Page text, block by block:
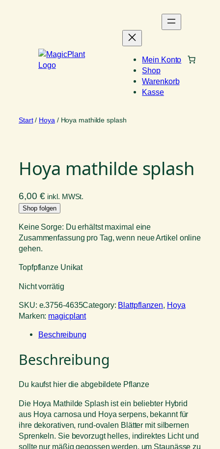
Mein Konto
Shop
Warenkorb
Kasse
Start/ Hoya / Hoya mathilde splash
Hoya mathilde splash
6,00 € inkl. MWSt.
Shop folgen
Keine Sorge: Du erhältst maximal eine
Zusammenfassung pro Tag, wenn neue Artikel online
gehen.
Topfpflanze Unikat
Nicht vorrätig
SKU: e.3756-4635Category: Blattpflanzen, Hoya
Marken: magicplant
Beschreibung
Beschreibung
Du kaufst hier die abgebildete Pflanze
Die Hoya Mathilde Splash ist ein beliebter Hybrid
aus Hoya carnosa und Hoya serpens, bekannt für
ihre dekorativen, rund-ovalen Blätter mit silbernen
Sprenkeln. Sie bevorzugt helles, indirektes Licht und
sollte nur mäßig gegossen werden, um Staunässe zu